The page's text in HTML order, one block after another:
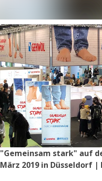
"Gemeinsam stark" auf
März 2019 in Düsseldorf |